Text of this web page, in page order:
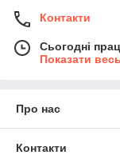
Контакти
Сьогодні
Показати
Про нас
Контакти